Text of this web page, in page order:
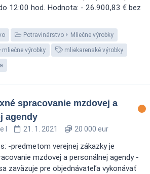
12:00 hod. Hodnota: - 26.900,83 € bez
Potravinárstvo Mliečne výrobky
mliečne výrobky mliekarenské výrobky
spracovanie mzdovej a
agendy
I 21. 1. 2021 20 000 eur
-predmetom verejnej zákazky je
mzdovej a personálnej agendy -
zaväzuje pre objednávateľa vykonávať